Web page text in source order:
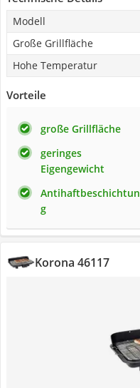
Modell
Große Grillfläche
Hohe Temperatur
Vorteile
große Grillfläche
geringes
Eigengewicht
Antihaftbeschichtun
g
Korona 46117